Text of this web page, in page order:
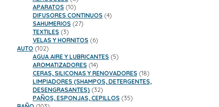
productos
APARATOS 1010
productos
DIFUSORES CONTINUOS 44
SAHUMERIOS 2727
TEXTILES 33
productos
VELAS Y HORNITOS 66
AUTO 102102
productos
AGUA AIRE Y LUBRICANTES 55
AROMATIZADORES 1414
productos
CERAS, SILICONAS Y RENOVADORES 1818
productos
LIMPIADORES (SHAMPOS, DETERGENTES,
DESENGRASANTES) 3232
productos
PAÑOS, ESPONJAS, CEPILLOS 3535